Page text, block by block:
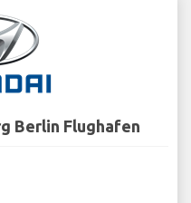
Berlin Flughafen